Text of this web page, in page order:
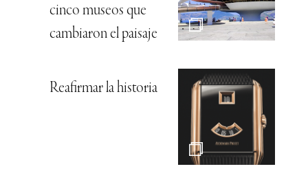
cinco museos que
cambiaron el paisaje
Reafirmar la historia